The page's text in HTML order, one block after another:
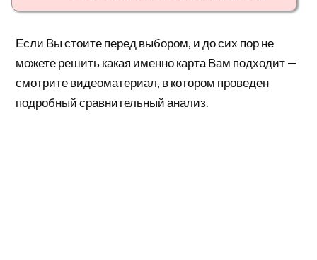
Если Вы стоите перед выбором, и до сих пор не
можете решить какая именно карта Вам подходит —
смотрите видеоматериал, в котором проведен
подробный сравнительный анализ.